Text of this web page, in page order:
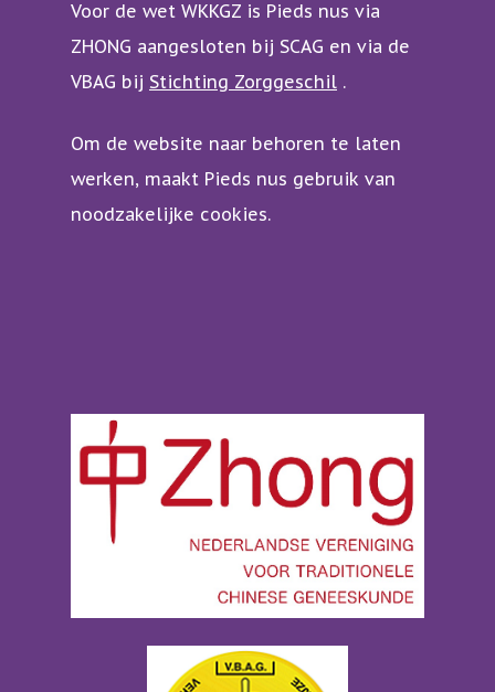
Voor de wet WKKGZ is Pieds nus via
ZHONG aangesloten bij SCAG en via de
VBAG bij Stichting Zorggeschil .
Om de website naar behoren te laten
werken, maakt Pieds nus gebruik van
noodzakelijke cookies.
Tuina
Kruidengeneeskunde
Sporters
bereikbaarheid
In de media